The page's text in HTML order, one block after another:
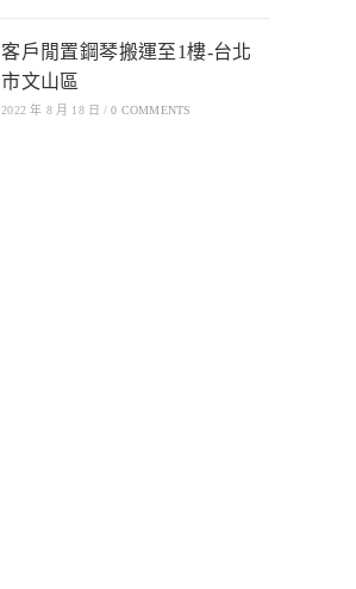
客戶閒置鋼琴搬運至1樓-台北
市文山區
2022 年 8 月 18 日 / 0 COMMENTS